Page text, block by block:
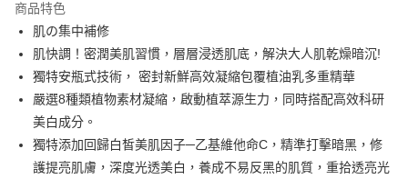
Apple Pay
街口支付
悠遊付
AFTEE先享後付
相關說明
【關於「AFTEE先享後付」】
商品特色
肌の集中補修
肌快調！密潤美肌習慣，層層浸透肌底，解決大人肌乾燥暗沉!
獨特安瓶式技術， 密封新鮮高效凝縮包覆植油乳多重精華
嚴選8種類植物素材凝縮，啟動植萃源生力，同時搭配高效科研
美白成分。
獨特添加回歸白皙美肌因子─乙基維他命C，精準打擊暗黑，修
護提亮肌膚，深度光透美白，養成不易反黑的肌質，重拾透亮光